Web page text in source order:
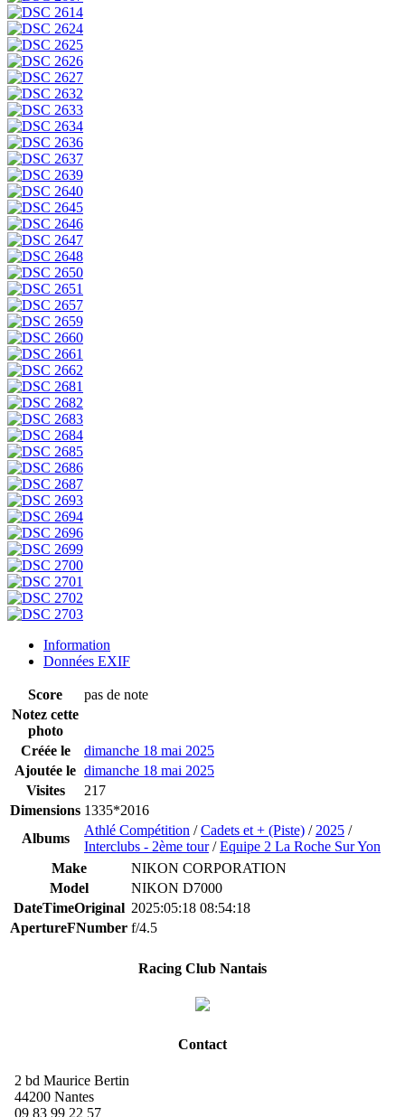
Information
Données EXIF
Score
pas de note
Notez cette
photo
Créée le
dimanche 18 mai 2025
Ajoutée le dimanche 18 mai 2025
Visites
217
Dimensions 1335*2016
Albums
Athlé Compétition /Cadets et + (Piste) / 2025 /
Interclubs - 2ème tour/Equipe 2 La Roche Sur Yon
Make
NIKON CORPORATION
Model
NIKON D7000
DateTimeOriginal 2025:05:18 08:54:18
ApertureFNumber f/4.5
Racing Club Nantais
Contact
2 bd Maurice Bertin
44200 Nantes
09 83 99 22 57